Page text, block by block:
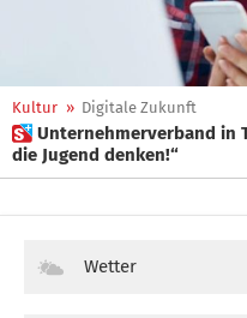
Kultur » Digitale Zukunft
 Unternehmerverband in Tagung zu digitalen Zukunft: „An
die Jugend denken!“
Wetter